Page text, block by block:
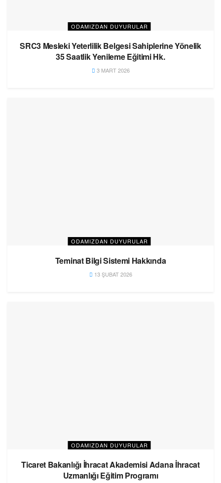
ODAMIZDAN DUYURULAR
SRC3 Mesleki Yeterlilik Belgesi Sahiplerine Yönelik
35 Saatlik Yenileme Eğitimi Hk.
3 MART 2026
ODAMIZDAN DUYURULAR
Teminat Bilgi Sistemi Hakkında
13 ŞUBAT 2026
ODAMIZDAN DUYURULAR
Ticaret Bakanlığı İhracat Akademisi Adana İhracat
Uzmanlığı Eğitim Programı